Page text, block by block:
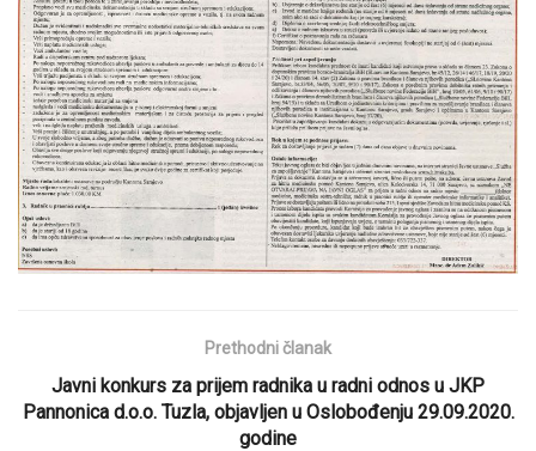
Prethodni članak
Javni konkurs za prijem radnika u radni odnos u JKP
Pannonica d.o.o. Tuzla, objavljen u Oslobođenju 29.09.2020.
godine